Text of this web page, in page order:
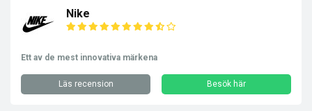
Nike
Ett av de mest innovativa märkena
Läs recension Besök här